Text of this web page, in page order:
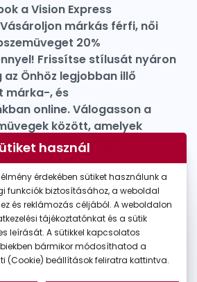
a Vision Express
márkás férfi, női
20%
Frissítse stílusát nyáron
Önhöz legjobban illő
márka-, és
online. Válogasson a
között, amelyek
nyújtanak, hanem
– úgy, ahogyan
Használja az online
élvezze a 20%
webshop-kínálatunkra.
– és máris az Öné
használ
érdekében sütiket használunk a
funkciók biztosításához, a weboldal
és reklámozás céljából. A weboldalon
tájékoztatónkat és a sütik
leírását. A sütikkel kapcsolatos
bármikor módosíthatod a
(Cookie) beállítások feliratra kattintva.